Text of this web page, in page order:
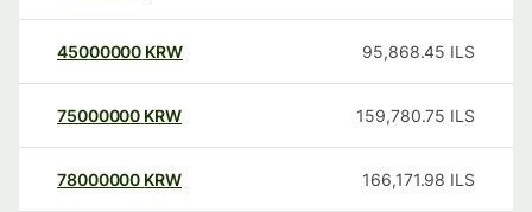
45000000 KRW 95,868.45 ILS
75000000 KRW 159,780.75 ILS
78000000 KRW 166,171.98 ILS